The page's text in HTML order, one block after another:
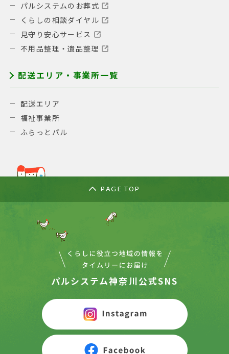
パルシステムのお葬式
くらしの相談ダイヤル
見守り安心サービス
不用品整理・遺品整理
配送エリア・事業所一覧
配送エリア
福祉事業所
ふらっとパル
PAGE TOP
パルシステム神奈川公式SNS